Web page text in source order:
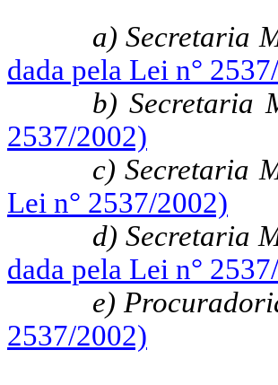
a) Secretaria
dada pela Lei n°
b) Secretaria
2537/2002)
c) Secretaria
Lei n° 2537/2002)
d) Secretaria
dada pela Lei n°
e)
2537/2002)